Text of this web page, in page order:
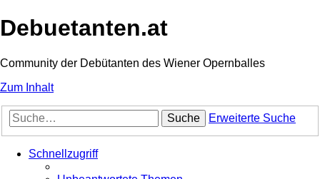
Debuetanten.at
Community der Debütanten des Wiener Opernballes
Zum Inhalt
Suche Erweiterte Suche
Schnellzugriff